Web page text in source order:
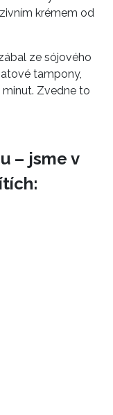
krémem od
ze sójového
tampony,
Zvedne to
– jsme v